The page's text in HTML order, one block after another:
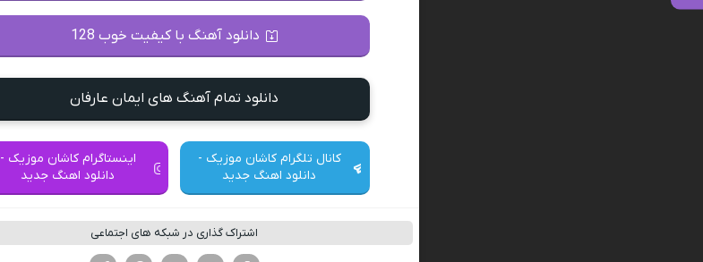
دانلود آهنگ با کیفیت خوب 128
دانلود تمام آهنگ های ایمان عارفان
کانال تلگرام کاشان موزیک -
دانلود اهنگ جدید
اینستاگرام کاشان موزیک -
دانلود اهنگ جدید
اشتراک گذاری در شبکه های اجتماعی